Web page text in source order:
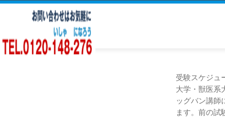
受験スケジュ
大学・獣医系
ッグバン講師
ます。前の試